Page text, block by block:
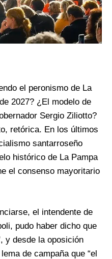
el peronismo de La
2027? ¿El modelo de
Sergio Ziliotto?
retórica. En los últimos
santarroseño
histórico de La Pampa
el consenso mayoritario
el intendente de
pudo haber dicho que
y desde la oposición
de campaña que “el